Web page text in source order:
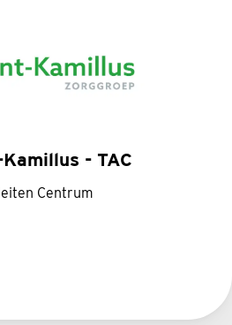
- TAC
Centrum